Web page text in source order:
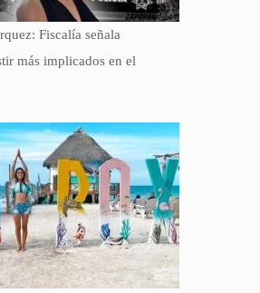
Fiscalía señala
más implicados en el